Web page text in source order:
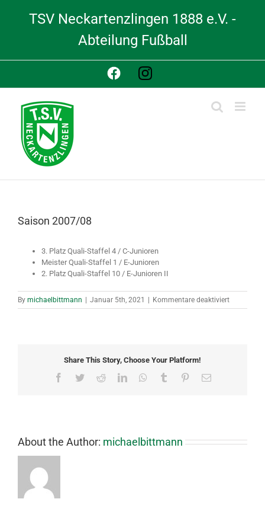
TSV Neckartenzlingen 1888 e.V. -
Abteilung Fußball
FacebookInstagram
Saison 2007/08
3. Platz Quali-Staffel 4 / C-Junioren
Meister Quali-Staffel 1 / E-Junioren
2. Platz Quali-Staffel 10 / E-Junioren II
By michaelbittmann | Januar 5th, 2021 | Kommentare deaktiviertfür
Saison
Share This Story, Choose Your Platform!
Facebook
TwitterRedditLinkedInWhatsApp
Tumblr PinterestEmail
About the Author: michaelbittmann